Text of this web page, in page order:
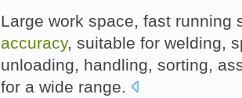
Large work space , fast running
accuracy, suitable for welding
unloading
handling sorting
for a wide range